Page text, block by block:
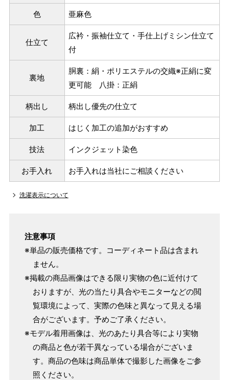
店舗で採寸（お近くの店舗でスタッフが採寸）
S ～85cm
4尺2寸
MW ～100cm
4尺3寸
～165cm
～98cm
～105cm
167cm
4尺4寸
LL
170cm
色 亜麻色
仕立て
広衿・振袖仕立て・手仕上げミシン仕立て
付
裏地
胴裏：絹・ポリエステルの交織※正絹に変
更可能 八掛：正絹
柄出し 柄出し優先の仕立て
加工 はじく加工の追加がおすすめ
技法 インクジェット染色
お手入れ お手入れは当社にご相談ください
洗濯表示について
注意事項
※単品の販売価格です。コーディネート品は含まれ
ません。
※掲載の商品画像はできる限り実物の色に近付けて
おりますが、光の当たり具合やモニターなどの閲
覧環境によって、実際の色味と異なって見える場
合がございます。予めご了承ください。
※モデル着用画像は、光のあたり具合等により実物
の商品と色が若干異なっている場合がございま
す。商品の色味は商品単体で撮影した画像をご参
照ください。